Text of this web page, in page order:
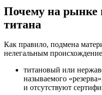
Почему на рынке
титана
Как правило, подмена
нелегальным
титановый или
называемого
и отсутствуют